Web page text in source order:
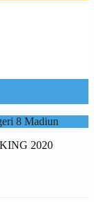
8 Madiun
2020